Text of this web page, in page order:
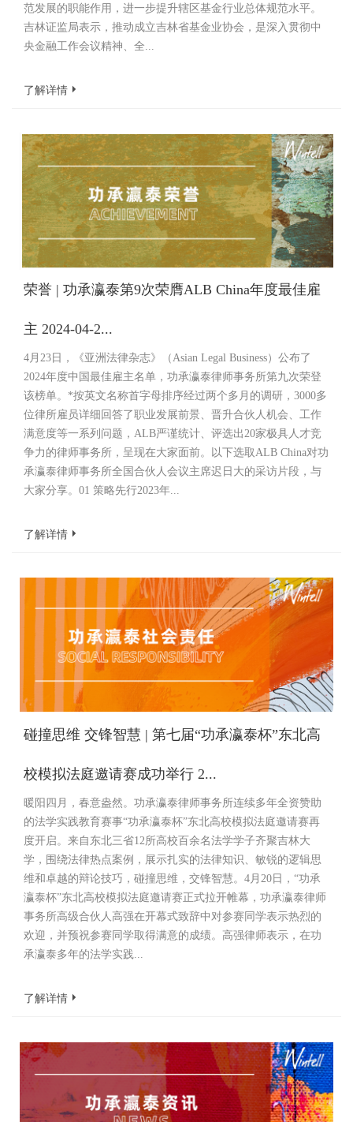
范发展的职能作用，进一步提升辖区基金行业总体规范水平。
吉林证监局表示，推动成立吉林省基金业协会，是深入贯彻中
央金融工作会议精神、全...
了解详情
荣誉 | 功承瀛泰第9次荣膺ALB China年度最佳雇
主 2024-04-2...
4月23日，《亚洲法律杂志》（Asian Legal Business）公布了
2024年度中国最佳雇主名单，功承瀛泰律师事务所第九次荣登
该榜单。*按英文名称首字母排序经过两个多月的调研，3000多
位律所雇员详细回答了职业发展前景、晋升合伙人机会、工作
满意度等一系列问题，ALB严谨统计、评选出20家极具人才竞
争力的律师事务所，呈现在大家面前。以下选取ALB China对功
承瀛泰律师事务所全国合伙人会议主席迟日大的采访片段，与
大家分享。01 策略先行2023年...
了解详情
碰撞思维 交锋智慧 | 第七届“功承瀛泰杯”东北高
校模拟法庭邀请赛成功举行 2...
暖阳四月，春意盎然。功承瀛泰律师事务所连续多年全资赞助
的法学实践教育赛事“功承瀛泰杯”东北高校模拟法庭邀请赛再
度开启。来自东北三省12所高校百余名法学学子齐聚吉林大
学，围绕法律热点案例，展示扎实的法律知识、敏锐的逻辑思
维和卓越的辩论技巧，碰撞思维，交锋智慧。4月20日，“功承
瀛泰杯”东北高校模拟法庭邀请赛正式拉开帷幕，功承瀛泰律师
事务所高级合伙人高强在开幕式致辞中对参赛同学表示热烈的
欢迎，并预祝参赛同学取得满意的成绩。高强律师表示，在功
承瀛泰多年的法学实践...
了解详情